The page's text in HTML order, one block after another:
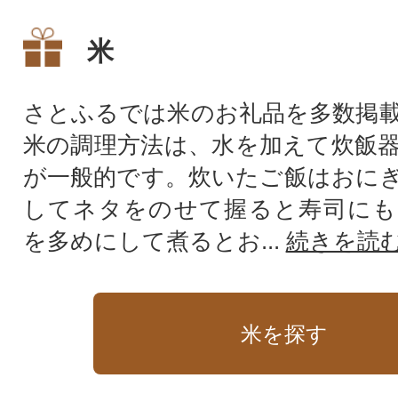
米
さとふるでは米のお礼品を多数掲
米の調理方法は、水を加えて炊飯
が一般的です。炊いたご飯はおに
してネタをのせて握ると寿司に
を多めにして煮るとお... 続きを読
米を探す